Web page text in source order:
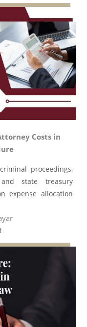
Costs in
proceedings,
state treasury
expense allocation